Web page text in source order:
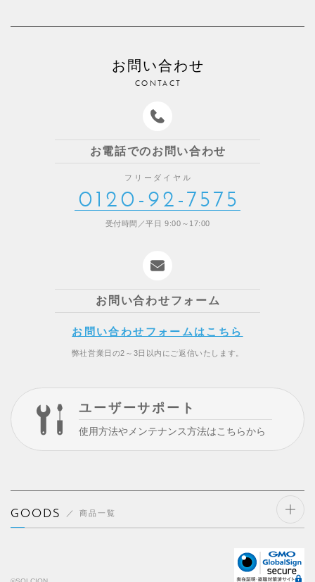
お問い合わせ
CONTACT
お電話でのお問い合わせ
フリーダイヤル
0120-92-7575
受付時間／平日 9:00～17:00
お問い合わせフォーム
お問い合わせフォームはこちら
弊社営業日の2～3日以内にご返信いたします。
ユーザーサポート
使用方法やメンテナンス方法はこちらから
GOODS 商品一覧